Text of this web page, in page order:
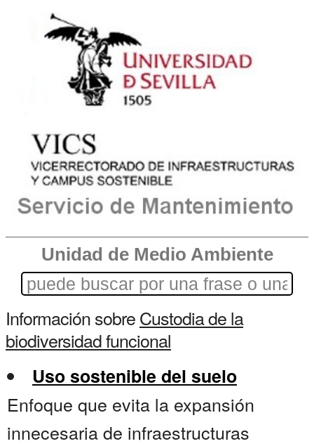
Unidad de Medio Ambiente
Información sobreCustodia de la
biodiversidad funcional
Uso sostenible del suelo
Enfoque que evita la expansión
innecesaria de infraestructuras